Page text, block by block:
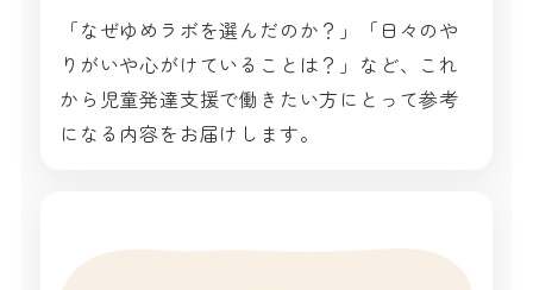
「なぜゆめラボを選んだのか？」「日々のや
りがいや心がけていることは？」など、これ
から児童発達支援で働きたい方にとって参考
になる内容をお届けします。